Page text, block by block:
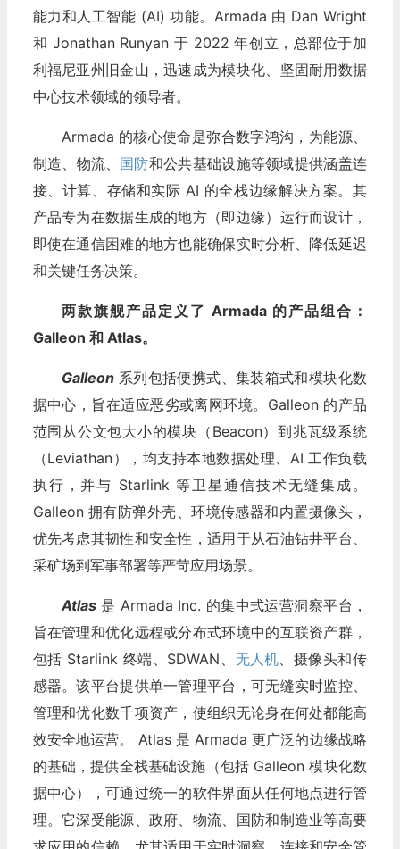
能力和人工智能 (AI) 功能。Armada 由 Dan Wright
和 Jonathan Runyan 于 2022 年创立，总部位于加
利福尼亚州旧金山，迅速成为模块化、坚固耐用数据
中心技术领域的领导者。
Armada 的核心使命是弥合数字鸿沟，为能源、
制造、物流、 国防和公共基础设施等领域提供涵盖连
接、计算、存储和实际 AI 的全栈边缘解决方案。其
产品专为在数据生成的地方（即边缘）运行而设计，
即使在通信困难的地方也能确保实时分析、降低延迟
和关键任务决策。
两款旗舰产品定义了 Armada 的产品组合：
Galleon 和 Atlas。
Galleon 系列包括便携式、集装箱式和模块化数
据中心，旨在适应恶劣或离网环境。Galleon 的产品
范围从公文包大小的模块（Beacon）到兆瓦级系统
（Leviathan），均支持本地数据处理、AI 工作负载
执行，并与 Starlink 等卫星通信技术无缝集成。
Galleon 拥有防弹外壳、环境传感器和内置摄像头，
优先考虑其韧性和安全性，适用于从石油钻井平台、
采矿场到军事部署等严苛应用场景。
Atlas 是 Armada Inc. 的集中式运营洞察平台，
旨在管理和优化远程或分布式环境中的互联资产群，
包括 Starlink 终端、SDWAN、 无人机、摄像头和传
感器。该平台提供单一管理平台，可无缝实时监控、
管理和优化数千项资产，使组织无论身在何处都能高
效安全地运营。 Atlas 是 Armada 更广泛的边缘战略
的基础，提供全栈基础设施（包括 Galleon 模块化数
据中心），可通过统一的软件界面从任何地点进行管
理。它深受能源、政府、物流、国防和制造业等高要